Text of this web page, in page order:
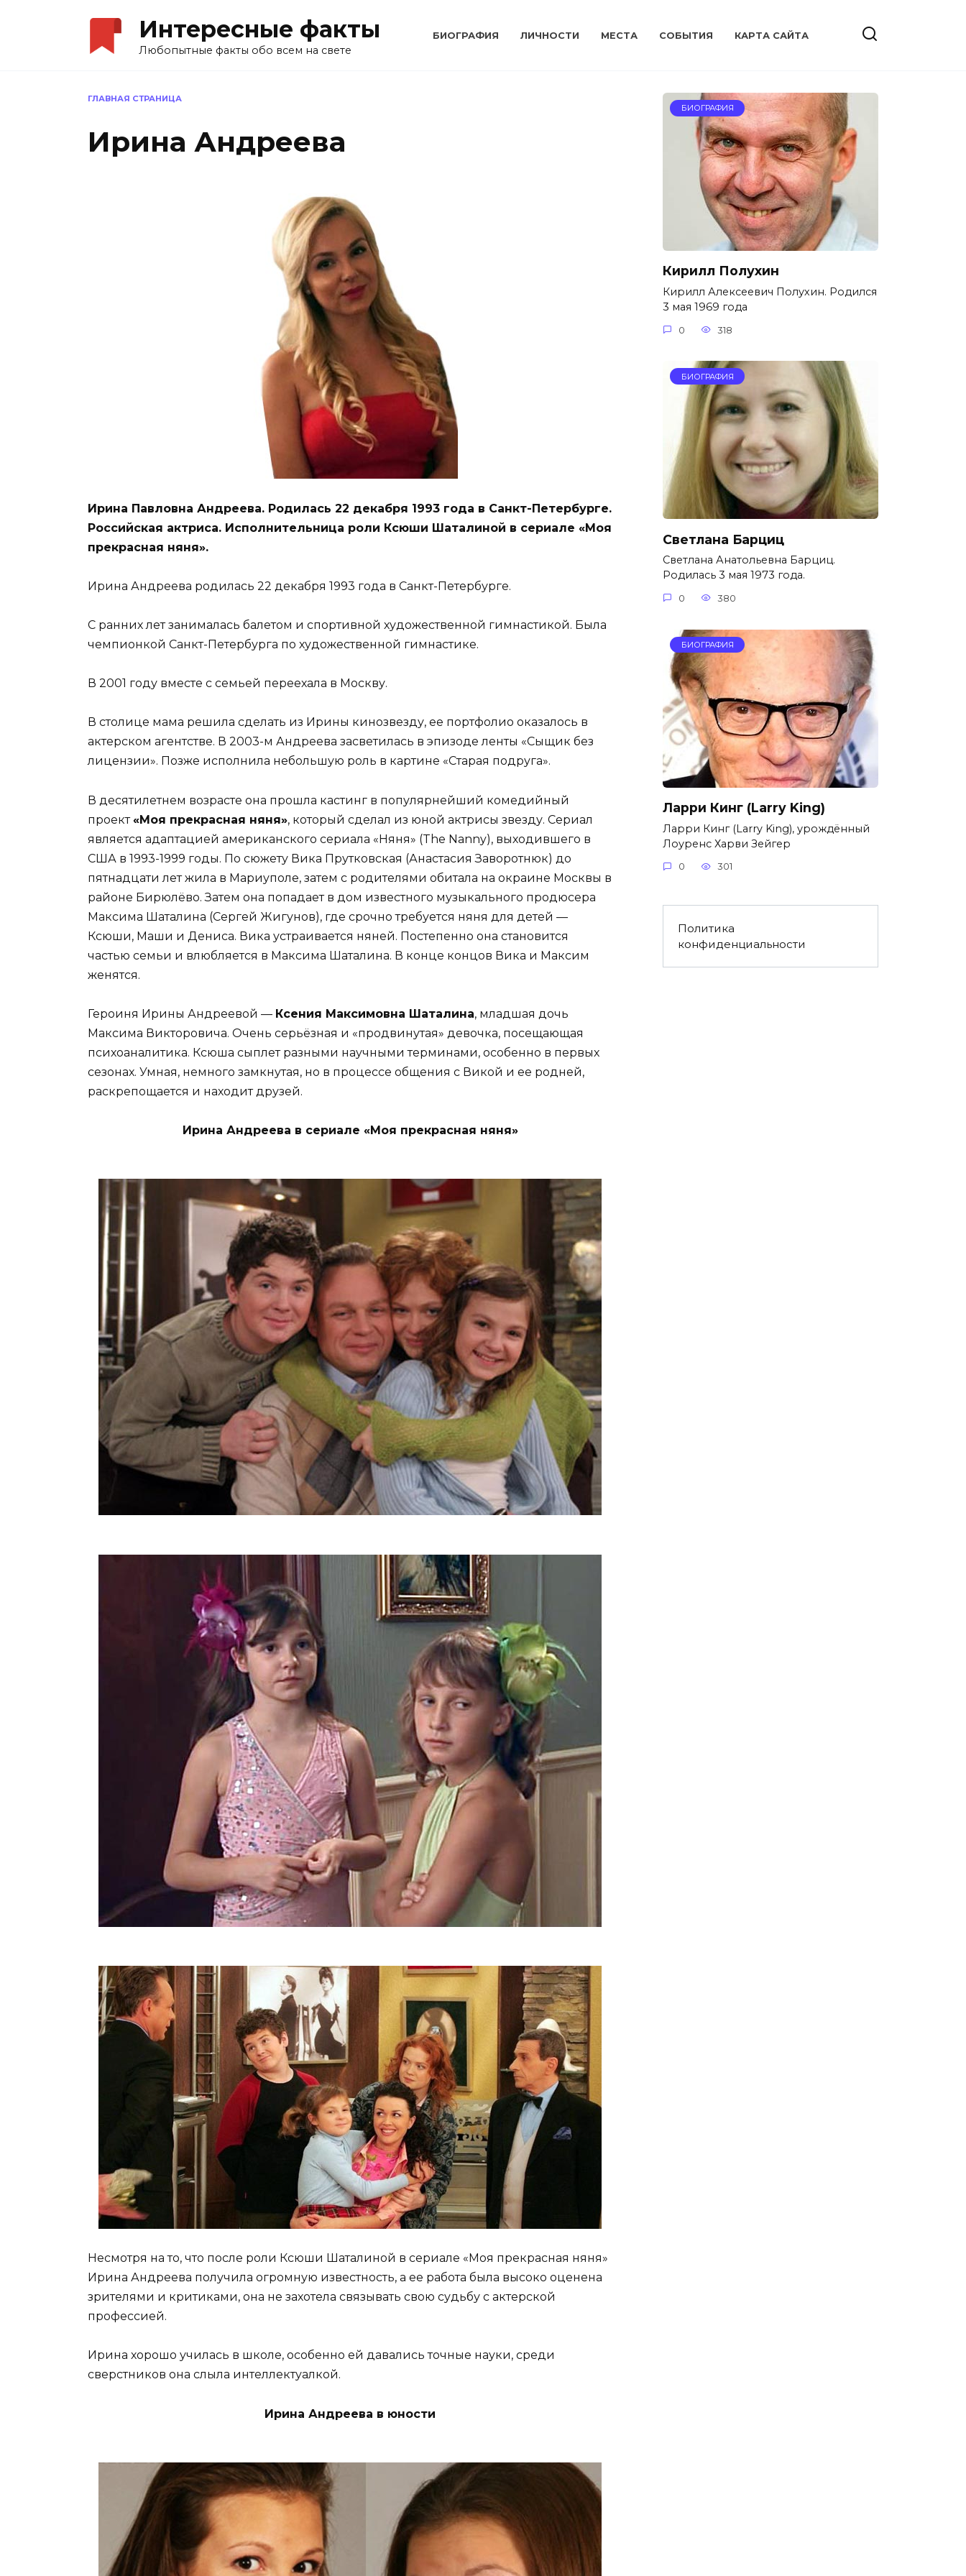
Интересные факты
Любопытные факты обо всем на свете
БИОГРАФИЯ ЛИЧНОСТИ МЕСТА CОБЫТИЯ КАРТА САЙТА
ГЛАВНАЯ СТРАНИЦА
Ирина Андреева
Ирина Павловна Андреева. Родилась 22 декабря 1993 года в Санкт-Петербурге.
Российская актриса. Исполнительница роли Ксюши Шаталиной в сериале «Моя
прекрасная няня».
Ирина Андреева родилась 22 декабря 1993 года в Санкт-Петербурге.
С ранних лет занималась балетом и спортивной художественной гимнастикой. Была
чемпионкой Санкт-Петербурга по художественной гимнастике.
В 2001 году вместе с семьей переехала в Москву.
В столице мама решила сделать из Ирины кинозвезду, ее портфолио оказалось в
актерском агентстве. В 2003-м Андреева засветилась в эпизоде ленты «Сыщик без
лицензии». Позже исполнила небольшую роль в картине «Старая подруга».
В десятилетнем возрасте она прошла кастинг в популярнейший комедийный
проект«Моя прекрасная няня», который сделал из юной актрисы звезду. Сериал
является адаптацией американского сериала «Няня» (The Nanny), выходившего в
США в 1993-1999 годы. По сюжету Вика Прутковская (Анастасия Заворотнюк) до
пятнадцати лет жила в Мариуполе, затем с родителями обитала на окраине Москвы в
районе Бирюлёво. Затем она попадает в дом известного музыкального продюсера
Максима Шаталина (Сергей Жигунов), где срочно требуется няня для детей —
Ксюши, Маши и Дениса. Вика устраивается няней. Постепенно она становится
частью семьи и влюбляется в Максима Шаталина. В конце концов Вика и Максим
женятся.
Героиня Ирины Андреевой — Ксения Максимовна Шаталина, младшая дочь
Максима Викторовича. Очень серьёзная и «продвинутая» девочка, посещающая
психоаналитика. Ксюша сыплет разными научными терминами, особенно в первых
сезонах. Умная, немного замкнутая, но в процессе общения с Викой и ее родней,
раскрепощается и находит друзей.
Ирина Андреева в сериале «Моя прекрасная няня»
Несмотря на то, что после роли Ксюши Шаталиной в сериале «Моя прекрасная няня»
Ирина Андреева получила огромную известность, а ее работа была высоко оценена
зрителями и критиками, она не захотела связывать свою судьбу с актерской
профессией.
Ирина хорошо училась в школе, особенно ей давались точные науки, среди
сверстников она слыла интеллектуалкой.
Ирина Андреева в юности
БИОГРАФИЯ
Кирилл Полухин
Кирилл Алексеевич Полухин. Родился
3 мая 1969 года
0 318
БИОГРАФИЯ
Светлана Барциц
Светлана Анатольевна Барциц.
Родилась 3 мая 1973 года.
0 380
БИОГРАФИЯ
Ларри Кинг (Larry King)
Ларри Кинг (Larry King), урождённый
Лоуренс Харви Зейгер
0 301
Политика
конфиденциальности